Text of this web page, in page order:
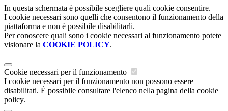
In questa schermata è possibile scegliere quali cookie consentire.
I cookie necessari sono quelli che consentono il funzionamento della
piattaforma e non è possibile disabilitarli.
Per conoscere quali sono i cookie necessari al funzionamento potete
visionare la COOKIE POLICY.
Cookie necessari per il funzionamento
I cookie necessari per il funzionamento non possono essere
disabilitati. È possibile consultare l'elenco nella pagina della cookie
policy.